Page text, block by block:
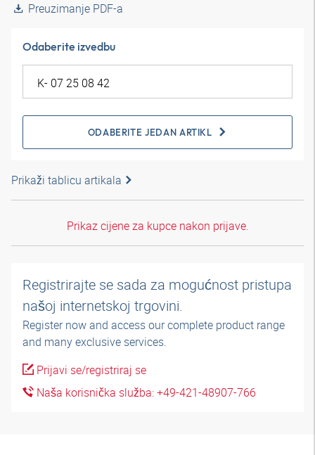
Preuzimanje PDF-a
Odaberite izvedbu
ODABERITE JEDAN ARTIKL
Prikaži tablicu artikala
Prikaz cijene za kupce nakon prijave.
Registrirajte se sada za mogućnost pristupa
našoj internetskoj trgovini.
Register now and access our complete product range
and many exclusive services.
Prijavi se/registriraj se
Naša korisnička služba: +49-421-48907-766